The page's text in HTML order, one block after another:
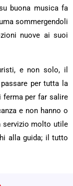
buona musica fa
sommergendoli
nuove ai suoi
e non solo, il
per tutta la
ferma per far salire
e non hanno o
servizio molto utile
alla guida; il tutto